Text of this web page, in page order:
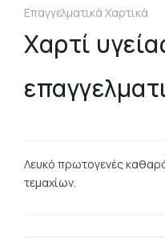
Επαγγελματικά Χαρτικά
Χαρτί
Λευκό πρωτογενές
τεμαχίων.